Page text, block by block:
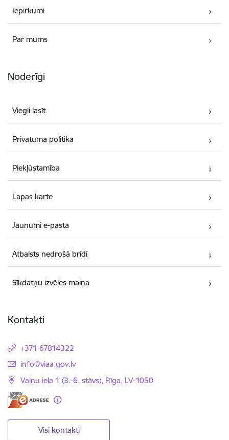
Iepirkumi
Par mums
Noderīgi
Viegli lasīt
Privātuma politika
Piekļūstamība
Lapas karte
Jaunumi e-pastā
Atbalsts nedrošā brīdī
Sīkdatņu izvēles maiņa
Kontakti
+371 67814322
E-pasts:
info@viaa.gov.lv
Vaļņu iela 1 (3.-6. stāvs), Rīga, LV-1050
Visi kontakti